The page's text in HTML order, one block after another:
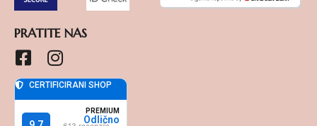
PRATITE NAS